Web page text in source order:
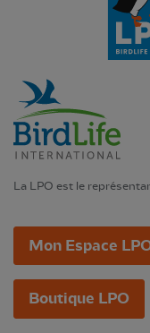
La LPO est le
Mon Espace
Boutique LPO